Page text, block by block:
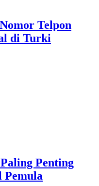
Telpon
di Turki
Penting
Pemula